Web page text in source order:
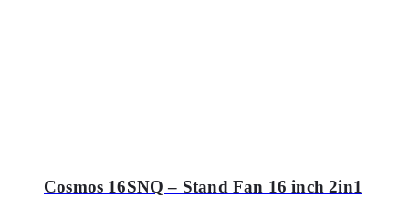
Cosmos 16SNQ – Stand Fan 16 inch 2in1